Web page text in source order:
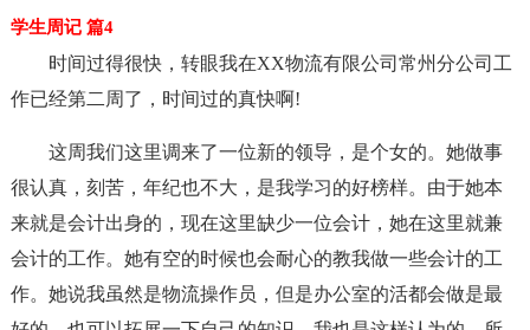
学生周记 篇4
时间过得很快，转眼我在XX物流有限公司常州分公司工
作已经第二周了，时间过的真快啊!
这周我们这里调来了一位新的领导，是个女的。她做事
很认真，刻苦，年纪也不大，是我学习的好榜样。由于她本
来就是会计出身的，现在这里缺少一位会计，她在这里就兼
会计的工作。她有空的时候也会耐心的教我做一些会计的工
作。她说我虽然是物流操作员，但是办公室的活都会做是最